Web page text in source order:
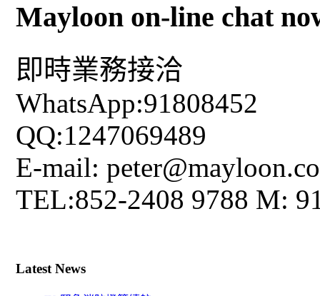
Mayloon on-line chat
即時業務接洽
WhatsApp:91808452
QQ:1247069489
E-mail:
TEL:852-2408 9788 M:
Latest News